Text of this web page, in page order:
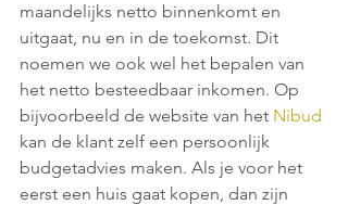
maandelijks netto binnenkomt en
uitgaat, nu en in de toekomst. Dit
noemen we ook wel het bepalen van
het netto besteedbaar inkomen. Op
bijvoorbeeld de website van het Nibud
kan de klant zelf een persoonlijk
budgetadvies maken. Als je voor het
eerst een huis gaat kopen, dan zijn